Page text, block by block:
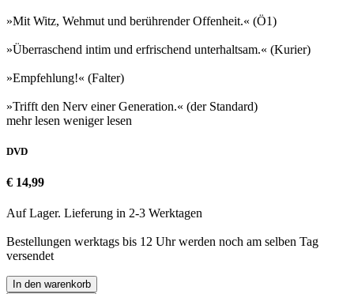
»Mit Witz, Wehmut und berührender Offenheit.« (Ö1)
»Überraschend intim und erfrischend unterhaltsam.« (Kurier)
»Empfehlung!« (Falter)
»Trifft den Nerv einer Generation.« (der Standard)
mehr lesen weniger lesen
DVD
€ 14,99
Auf Lager. Lieferung in 2-3 Werktagen
Bestellungen werktags bis 12 Uhr werden noch am selben Tag
versendet
In den warenkorb